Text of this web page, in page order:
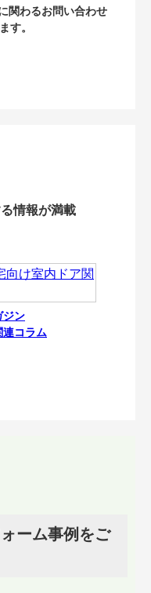
関わるお問い合わせ
す。
情報が満載
ジン
コラム
ーム事例をご